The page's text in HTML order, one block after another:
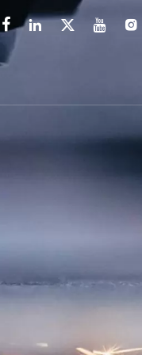
    